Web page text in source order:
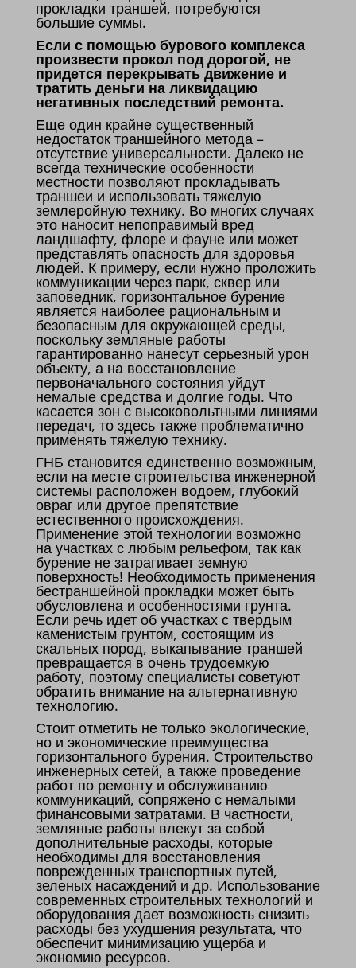
прокладки траншей, потребуются
большие суммы.
Если с помощью бурового комплекса
произвести прокол под дорогой, не
придется перекрывать движение и
тратить деньги на ликвидацию
негативных последствий ремонта.
Еще один крайне существенный
недостаток траншейного метода –
отсутствие универсальности. Далеко не
всегда технические особенности
местности позволяют прокладывать
траншеи и использовать тяжелую
землеройную технику. Во многих случаях
это наносит непоправимый вред
ландшафту, флоре и фауне или может
представлять опасность для здоровья
людей. К примеру, если нужно проложить
коммуникации через парк, сквер или
заповедник, горизонтальное бурение
является наиболее рациональным и
безопасным для окружающей среды,
поскольку земляные работы
гарантированно нанесут серьезный урон
объекту, а на восстановление
первоначального состояния уйдут
немалые средства и долгие годы. Что
касается зон с высоковольтными линиями
передач, то здесь также проблематично
применять тяжелую технику.
ГНБ становится единственно возможным,
если на месте строительства инженерной
системы расположен водоем, глубокий
овраг или другое препятствие
естественного происхождения.
Применение этой технологии возможно
на участках с любым рельефом, так как
бурение не затрагивает земную
поверхность! Необходимость применения
бестраншейной прокладки может быть
обусловлена и особенностями грунта.
Если речь идет об участках с твердым
каменистым грунтом, состоящим из
скальных пород, выкапывание траншей
превращается в очень трудоемкую
работу, поэтому специалисты советуют
обратить внимание на альтернативную
технологию.
Стоит отметить не только экологические,
но и экономические преимущества
горизонтального бурения. Строительство
инженерных сетей, а также проведение
работ по ремонту и обслуживанию
коммуникаций, сопряжено с немалыми
финансовыми затратами. В частности,
земляные работы влекут за собой
дополнительные расходы, которые
необходимы для восстановления
поврежденных транспортных путей,
зеленых насаждений и др. Использование
современных строительных технологий и
оборудования дает возможность снизить
расходы без ухудшения результата, что
обеспечит минимизацию ущерба и
экономию ресурсов.